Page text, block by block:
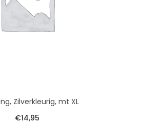
Zilverkleurig, mt XL
€14,95